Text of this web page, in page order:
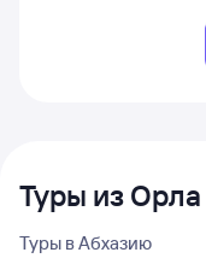
Туры из Орла
Туры в Абхазию